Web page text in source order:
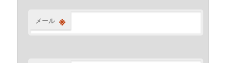
メール ※